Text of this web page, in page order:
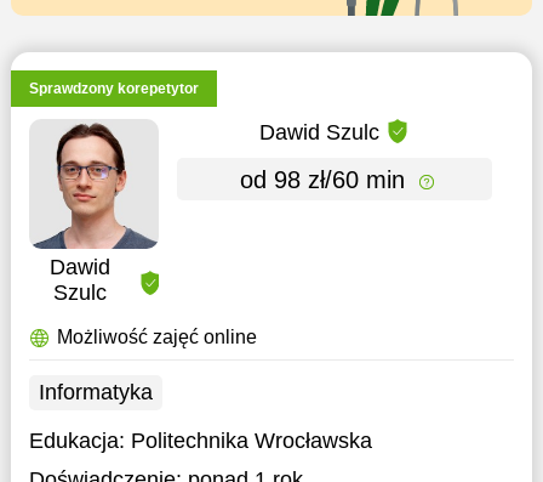
Sprawdzony korepetytor
Dawid
Szulc
Dawid Szulc
od 98 zł/60 min
Możliwość zajęć online
Informatyka
Edukacja: Politechnika Wrocławska